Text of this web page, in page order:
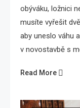
obýváku, ložnici
musíte vyřešit
aby uneslo váhu
v novostavbě s
Read More